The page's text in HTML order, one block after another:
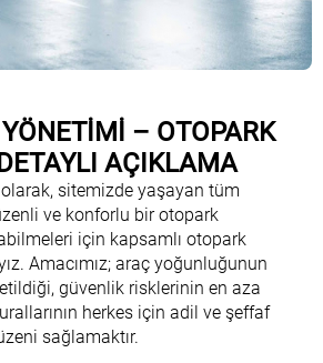
– OTOPARK
AÇIKLAMA
sitemizde yaşayan tüm
ve konforlu bir otopark
için kapsamlı otopark
Amacımız; araç yoğunluğunun
güvenlik risklerinin en aza
herkes için adil ve şeffaf
sağlamaktır.